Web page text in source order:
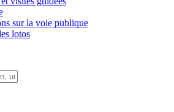
sur la voie publique
lotos